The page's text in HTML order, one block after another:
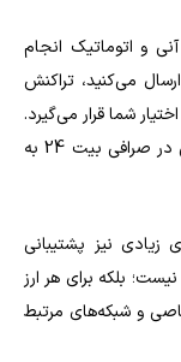
صورت آنی و اتوماتیک انجام
می‌کنید، تراکنش
شما قرار می‌گیرد.
این موضوع سندی بر نبودن هرگونه خالی فروشی در صرافی بیت 24 به
بیت 24 از رمزارزهای زیادی نیز پشتیبانی
بلکه برای هر ارز
و شبکه‌های مرتبط